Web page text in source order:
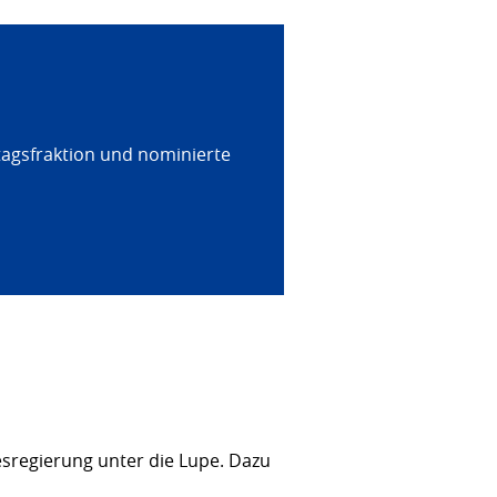
und nominierte
unter die Lupe. Dazu